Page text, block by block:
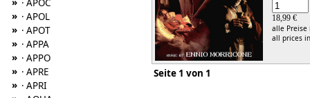
· APOC
» · APOL
» · APOT
» · APPA
» · APPO
» · APRE
» · APRI
18,99 €
alle
all prices
Seite 1 von 1